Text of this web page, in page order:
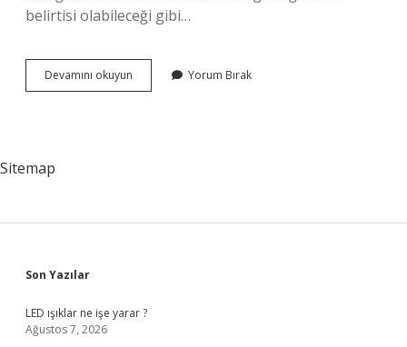
belirtisi olabileceği gibi…
Devamını okuyun
Tellerinin
Yorum Bırak
Sitemap
Sidebar
Son Yazılar
LED ışıklar ne işe yarar ?
Ağustos 7, 2026